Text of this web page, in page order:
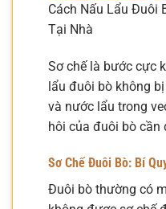
Cách Nấu Lẩu Đuôi
Tại Nhà
Sơ chế là bước cực
lẩu đuôi bò không
và nước lẩu trong
hôi của đuôi bò cần
Sơ Chế Đuôi Bò: Bí
Đuôi bò thường có